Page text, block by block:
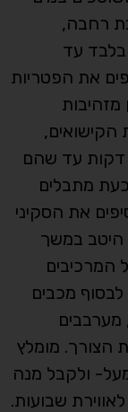
רחבה,
בלבד עד
את הפטריות
מזהיבות
הקישואים,
דקות עד שהם
מתבלים
את הסקיני
היטב במשך
המרכיבים
מכבים
מערבבים
הצורך. מומלץ
ולקבל מנה
שבועות.